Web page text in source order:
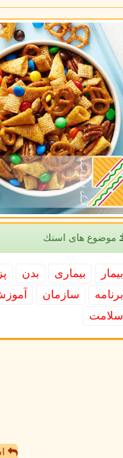
موضوع های اسنك
بیمار بیماری بدن
برنامه
سازمان
سلامت